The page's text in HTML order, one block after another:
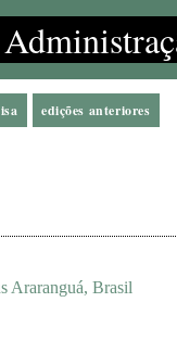
edições anteriores
Araranguá, Brasil